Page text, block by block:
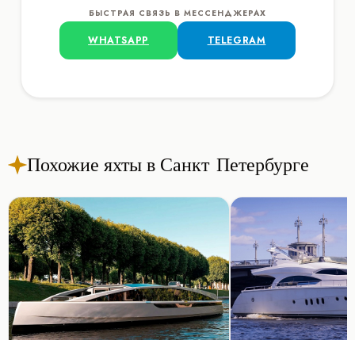
БЫСТРАЯ СВЯЗЬ В МЕССЕНДЖЕРАХ
WHATSAPP TELEGRAM
Похожие яхты в Санкт-Петербурге